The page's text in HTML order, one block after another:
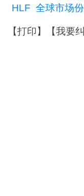
HLF 全球市场
【打印】【我要